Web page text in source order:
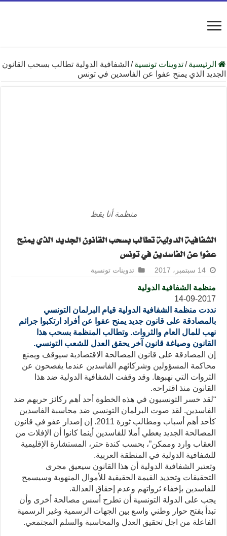
الرئيسية /تدوينات تونسية / الشفافية الدولية تطالب بسحب القانون
الجديد الذي يمنح عفوا عن الفاسدين في تونس
منظمة أنا يقظ
الشفافية الدولية تطالب بسحب القانون الجديد الذي يمنح
عفوا عن الفاسدين في تونس
14 سبتمبر، 2017 تدوينات تونسية
منظمة الشفافية الدولية
14-09-2017
نددت منظمة الشفافية الدولية قيام البرلمان التونسي
بالمصادقة على قانون جديد يمنح عفوا عن أفراد ارتكبوا جرائم
نهب للمال العام والثروات. وتطالب المنظمة بسحب هذا
القانون وصياغة قانون آخر يحقق العدل للشعب التونسي.
إن المصادقة على قانون المصالحة الاقتصادية سيوقف ويمنع
محاكمة المسؤولين وشركائهم الفاسدين عندما يفصحون عن
الثروات التي نهبوها. وقد وقفت الشفافية الدولية ضد هذا
القانون منذ اقتراحه.
“لقد خسر التونسيون في هذه الخطوة أحد أهم ركائز حربهم ضد
الفاسدين. لقد صوت البرلمان التونسي ضد محاسبة الفاسدين
كأحد أهم أسباب ومطالب ثورة 2011. إن إصدار عفو في قانون
المصالحة الجديد يعطي أملا للفاسدين أينما كانوا أن الإفلات من
العقاب وارد وممكن”، بحسب كندة حتر، المستشارة الإقليمية
للشفافية الدولية في المنطقة العربية.
وتعتبر الشفافية الدولية أن هذا القانون سيعيق مجرى
التحقيقات وتحديد القيمة الحقيقية للأموال المنهوبة وسيسمح
للفاسدين بإخفاء ثرواتهم وعدم إحقاق العدالة.
يجب على الدولة التونسية أن تطرح أسس مصالحة أخرى وأن
تبدأ بفتح حوار وطني واسع بين الجهات الرسمية وغير الرسمية
الفاعلة من اجل تحقيق العدل والمحاسبة والسلم المجتمعي.